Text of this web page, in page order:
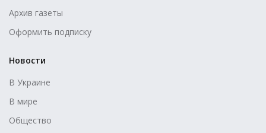
Архив газеты
Оформить подписку
Новости
В Украине
В мире
Общество